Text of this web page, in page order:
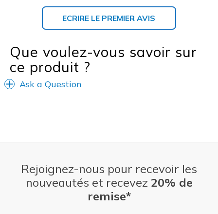
ECRIRE LE PREMIER AVIS
Que voulez-vous savoir sur
ce produit ?
Ask a Question
Rejoignez-nous pour recevoir les
nouveautés et recevez 20% de
remise*